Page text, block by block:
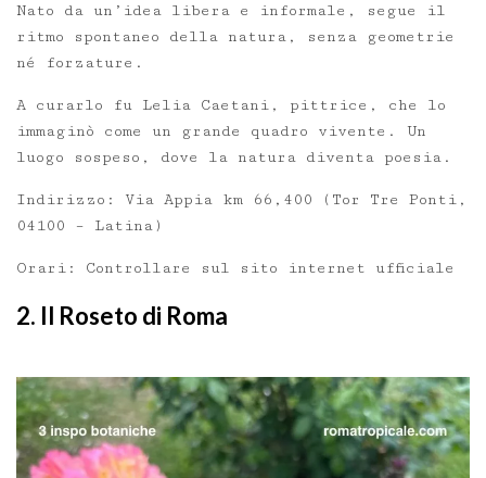
Nato da un’idea libera e informale, segue il
ritmo spontaneo della natura, senza geometrie
né forzature.
A curarlo fu Lelia Caetani, pittrice, che lo
immaginò come un grande quadro vivente. Un
luogo sospeso, dove la natura diventa poesia.
Indirizzo: Via Appia km 66,400 (Tor Tre Ponti,
04100 – Latina)
Orari: Controllare sul sito internet ufficiale
2. Il Roseto di Roma